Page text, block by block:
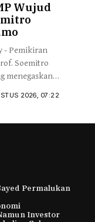
Wujud
- Pemikiran
Soemitro
menegaskan
2026, 07:22
Permalukan
Investor